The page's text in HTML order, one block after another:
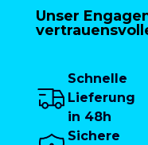
Unser
Schnelle
Lieferung
in 48h
Sichere